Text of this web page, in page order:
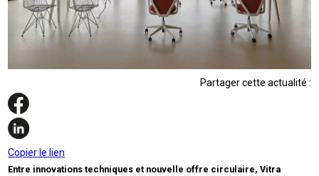
Partager cette actualité :
Copier le lien
Entre innovations techniques et nouvelle offre circulaire, Vitra